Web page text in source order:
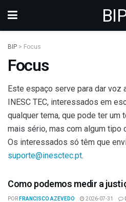
BIP > Focus
Focus
Este espaço serve para dar voz
INESC TEC, interessados em
qualquer tema, que pode ter um
mais sério, mas com algum tipo
Os interessados só têm que
suporte@inesctec.pt.
Como podemos medir a
POR FRANCISCO AZEVEDO 2026-07-31